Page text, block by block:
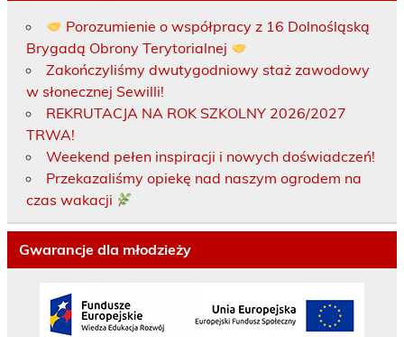
Porozumienie o współpracy z 16 Dolnośląską
Brygadą Obrony Terytorialnej
Zakończyliśmy dwutygodniowy staż zawodowy
w słonecznej Sewilli!
REKRUTACJA NA ROK SZKOLNY 2026/2027
TRWA!
Weekend pełen inspiracji i nowych doświadczeń!
Przekazaliśmy opiekę nad naszym ogrodem na
czas wakacji
Gwarancje dla młodzieży